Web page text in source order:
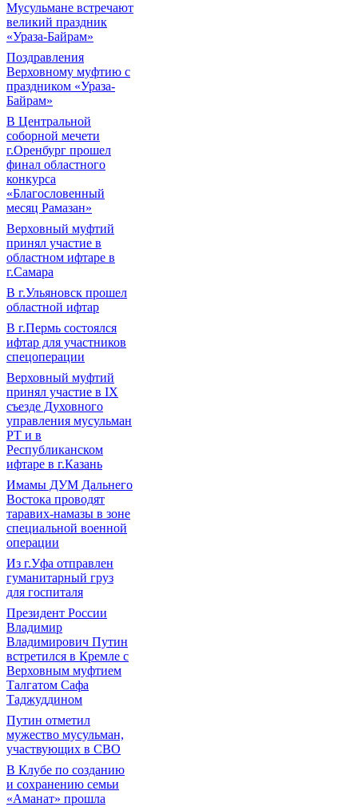
Мусульмане встречают
великий праздник
«Ураза-Байрам»
Поздравления
Верховному муфтию с
праздником «Ураза-
Байрам»
В Центральной
соборной мечети
г.Оренбург прошел
финал областного
конкурса
«Благословенный
месяц Рамазан»
Верховный муфтий
принял участие в
областном ифтаре в
г.Самара
В г.Ульяновск прошел
областной ифтар
В г.Пермь состоялся
ифтар для участников
спецоперации
Верховный муфтий
принял участие в IХ
съезде Духовного
управления мусульман
РТ и в
Республиканском
ифтаре в г.Казань
Имамы ДУМ Дальнего
Востока проводят
таравих-намазы в зоне
специальной военной
операции
Из г.Уфа отправлен
гуманитарный груз
для госпиталя
Президент России
Владимир
Владимирович Путин
встретился в Кремле с
Верховным муфтием
Талгатом Сафа
Таджуддином
Путин отметил
мужество мусульман,
участвующих в СВО
В Клубе по созданию
и сохранению семьи
«Аманат» прошла